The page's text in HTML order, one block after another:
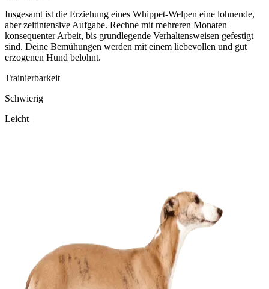
Insgesamt ist die Erziehung eines Whippet-Welpen eine lohnende,
aber zeitintensive Aufgabe. Rechne mit mehreren Monaten
konsequenter Arbeit, bis grundlegende Verhaltensweisen gefestigt
sind. Deine Bemühungen werden mit einem liebevollen und gut
erzogenen Hund belohnt.
Trainierbarkeit
Schwierig
Leicht